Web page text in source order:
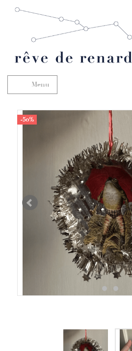
Skifte navigation
Menu
-50%